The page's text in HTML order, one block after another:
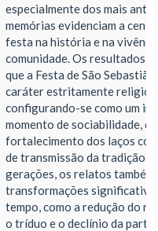
especialmente dos mais
memórias evidenciam a
festa na história e na
comunidade. Os resultados
que a Festa de São
caráter estritamente
configurando-se como um
momento de sociabilidade, de
fortalecimento dos laços
de transmissão da tradição
gerações, os relatos
transformações
tempo, como a redução do
o tríduo e o declínio da